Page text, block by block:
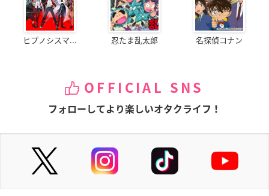
ヒプノシスマ... 忍たま乱太郎 名探偵コナン
OFFICIAL SNS
フォローしてより楽しいオタクライフ！